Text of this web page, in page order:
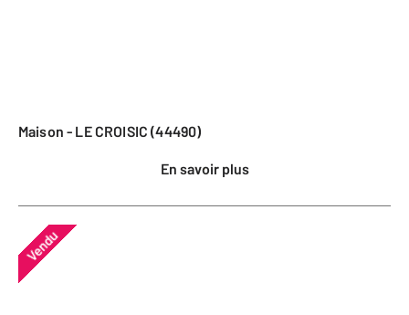
Maison - LE CROISIC (44490)
En savoir plus
Vendu